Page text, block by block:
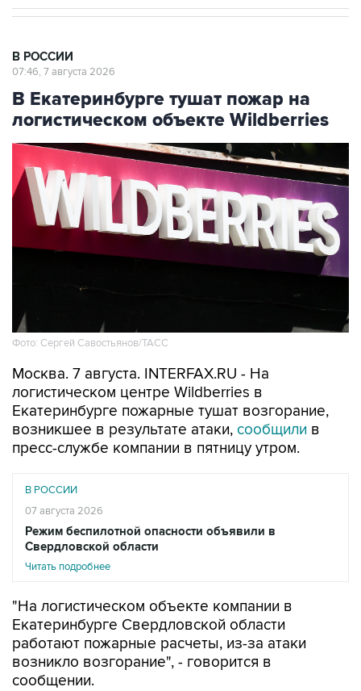
В РОССИИ
07:46, 7 августа 2026
В Екатеринбурге тушат пожар на
логистическом объекте Wildberries
Фото: Сергей Савостьянов/ТАСС
Москва. 7 августа. INTERFAX.RU - На
логистическом центре Wildberries в
Екатеринбурге пожарные тушат возгорание,
возникшее в результате атаки, сообщили в
пресс-службе компании в пятницу утром.
В РОССИИ
07 августа 2026
Режим беспилотной опасности объявили в
Свердловской области
Читать подробнее
"На логистическом объекте компании в
Екатеринбурге Свердловской области
работают пожарные расчеты, из-за атаки
возникло возгорание", - говорится в
сообщении.